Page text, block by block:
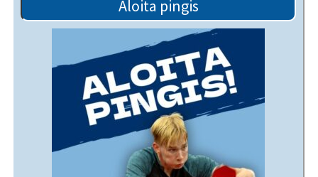
Aloita pingis